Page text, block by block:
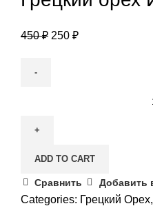
450₽ 250 ₽
Идеал
ADD TO CART
Сравнить Добавить
Categories: Грецкий Орех,